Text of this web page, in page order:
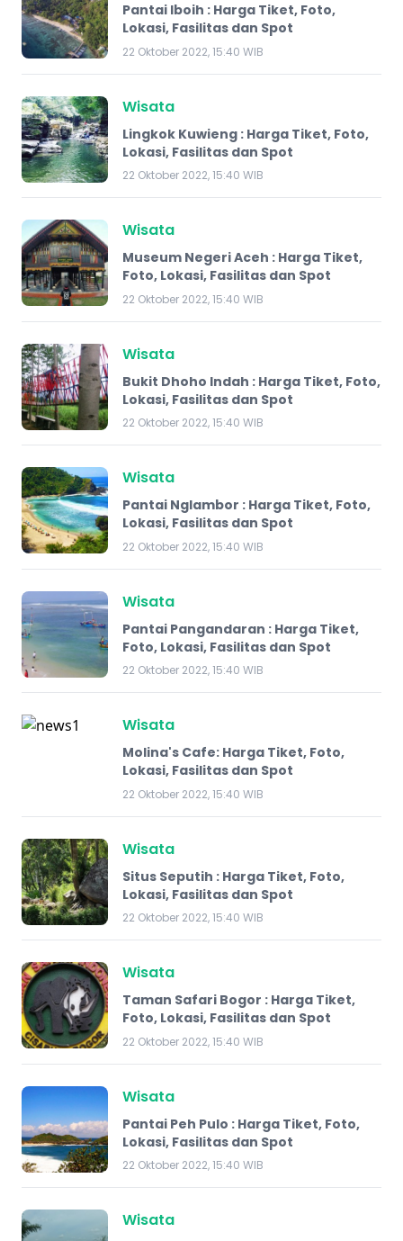
​Pantai Iboih : Harga Tiket, Foto,
Lokasi, Fasilitas dan Spot
22 Oktober 2022, 15:40 WIB
Wisata
Lingkok Kuwieng : Harga Tiket, Foto,
Lokasi, Fasilitas dan Spot
22 Oktober 2022, 15:40 WIB
Wisata
Museum Negeri Aceh : Harga Tiket,
Foto, Lokasi, Fasilitas dan Spot
22 Oktober 2022, 15:40 WIB
Wisata
Bukit Dhoho Indah : Harga Tiket, Foto,
Lokasi, Fasilitas dan Spot
22 Oktober 2022, 15:40 WIB
Wisata
Pantai Nglambor : Harga Tiket, Foto,
Lokasi, Fasilitas dan Spot
22 Oktober 2022, 15:40 WIB
Wisata
Pantai Pangandaran : Harga Tiket,
Foto, Lokasi, Fasilitas dan Spot
22 Oktober 2022, 15:40 WIB
Wisata
Molina's Cafe: Harga Tiket, Foto,
Lokasi, Fasilitas dan Spot
22 Oktober 2022, 15:40 WIB
Wisata
Situs Seputih : Harga Tiket, Foto,
Lokasi, Fasilitas dan Spot
22 Oktober 2022, 15:40 WIB
Wisata
Taman Safari Bogor : Harga Tiket,
Foto, Lokasi, Fasilitas dan Spot
22 Oktober 2022, 15:40 WIB
Wisata
Pantai Peh Pulo : Harga Tiket, Foto,
Lokasi, Fasilitas dan Spot
22 Oktober 2022, 15:40 WIB
Wisata